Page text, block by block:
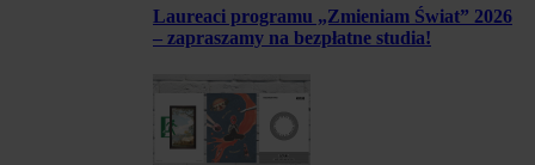
Laureaci programu „Zmieniam Świat” 2026
– zapraszamy na bezpłatne studia!